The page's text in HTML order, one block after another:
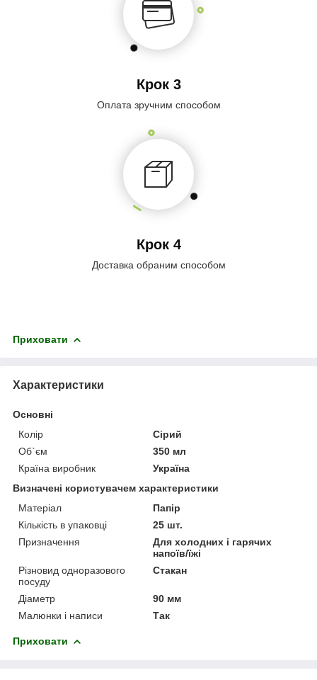
Крок 3
Оплата зручним способом
Крок 4
Доставка обраним способом
Приховати
Характеристики
Основні
Колір
Сірий
Об`єм
350 мл
Країна виробник
Україна
Визначені користувачем характеристики
Матеріал
Папір
Кількість в упаковці
25 шт.
Призначення
Для холодних і гарячих
напоїв/їжі
Різновид одноразового
посуду
Стакан
Діаметр
90 мм
Малюнки і написи
Так
Приховати